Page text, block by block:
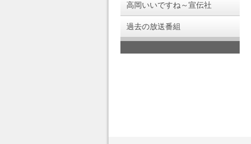
高岡いいですね～宣伝社
過去の放送番組